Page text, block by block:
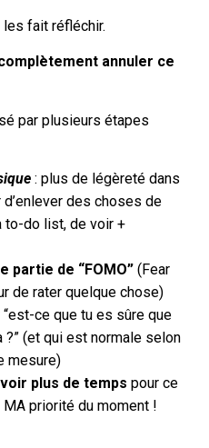
les fait réfléchir.
annuler ce
par plusieurs étapes
: plus de légèreté dans
d’enlever des choses de
to-do list, de voir +
partie de “FOMO” (Fear
de rater quelque chose)
ce que tu es sûre que
?” (et qui est normale selon
mesure)
plus de temps pour ce
priorité du moment !